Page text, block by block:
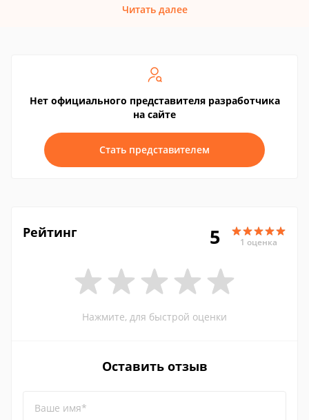
Читать далее
Нет официального представителя разработчика
на сайте
Стать представителем
Рейтинг 5 1 оценка
Нажмите, для быстрой оценки
Оставить отзыв
Ваше имя*